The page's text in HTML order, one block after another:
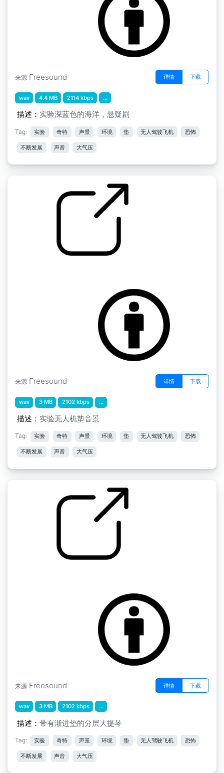
来源 Freesound 详情 下载
wav 4.4 MB 2114 kbps ...
描述： 实验深蓝色的海洋，悬疑剧
Tag: 实验 奇特 声景 环境 垫 无人驾驶飞机 恐怖
不断发展 声音 大气压
来源 Freesound 详情 下载
wav 3 MB 2102 kbps ...
描述： 实验无人机垫音景
Tag: 实验 奇特 声景 环境 垫 无人驾驶飞机 恐怖
不断发展 声音 大气压
来源 Freesound 详情 下载
wav 3 MB 2102 kbps ...
描述： 带有渐进垫的分层大提琴
Tag: 实验 奇特 声景 环境 垫 无人驾驶飞机 恐怖
不断发展 声音 大气压